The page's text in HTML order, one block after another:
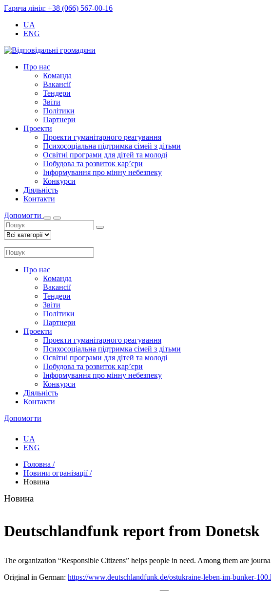
Гаряча лінія: +38 (066) 567-00-16
UA
ENG
Про нас
Команда
Вакансії
Тендери
Звіти
Політики
Партнери
Проекти
Проекти гуманітарного реагування
Психосоціальна підтримка сімей з дітьми
Освітні програми для дітей та молоді
Побудова та розвиток кар’єри
Інформування про мінну небезпеку
Конкурси
Діяльність
Контакти
Допомогти
Про нас
Команда
Вакансії
Тендери
Звіти
Політики
Партнери
Проекти
Проекти гуманітарного реагування
Психосоціальна підтримка сімей з дітьми
Освітні програми для дітей та молоді
Побудова та розвиток кар’єри
Інформування про мінну небезпеку
Конкурси
Діяльність
Контакти
Допомогти
UA
ENG
Головна /
Новини огранізації /
Новина
Новина
Deutschlandfunk report from Donetsk
The organization “Responsible Citizens” helps people in need. Among them are
Original in German: https://www.deutschlandfunk.de/ostukraine-leben-im-bunker-